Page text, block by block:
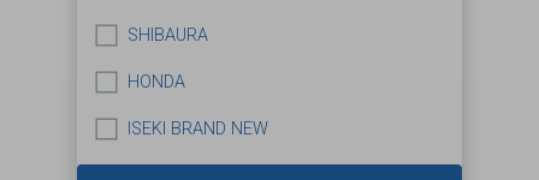
SHIBAURA
HONDA
ISEKI BRAND NEW